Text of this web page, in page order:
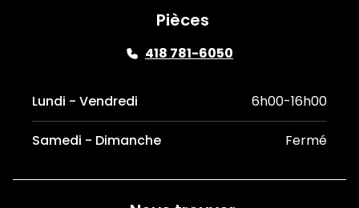
Pièces
418 781-6050
Lundi - Vendredi 6h00-16h00
Samedi - Dimanche Fermé